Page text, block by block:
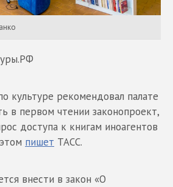
культуре рекомендовал палате
в первом чтении законопроект,
доступа к книгам иноагентов
пишет ТАСС.
внести в закон «О